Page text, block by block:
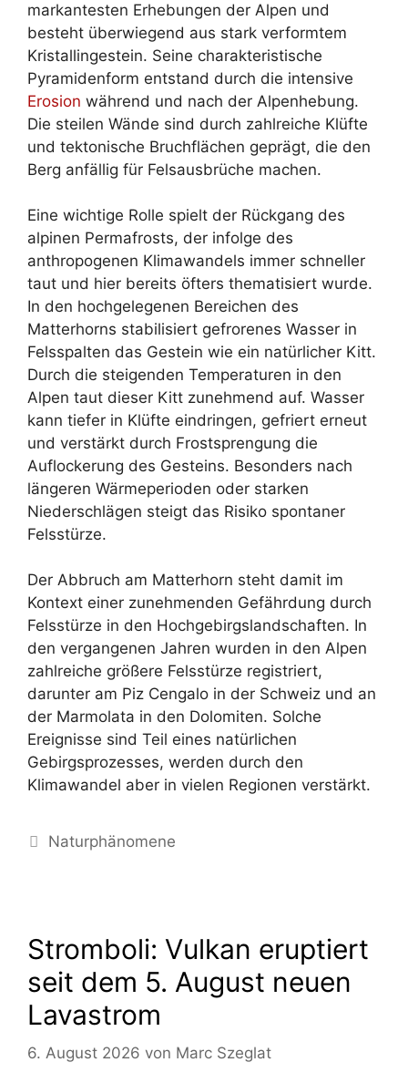
markantesten Erhebungen der Alpen und
besteht überwiegend aus stark verformtem
Kristallingestein. Seine charakteristische
Pyramidenform entstand durch die intensive
Erosion während und nach der Alpenhebung.
Die steilen Wände sind durch zahlreiche Klüfte
und tektonische Bruchflächen geprägt, die den
Berg anfällig für Felsausbrüche machen.
Eine wichtige Rolle spielt der Rückgang des
alpinen Permafrosts, der infolge des
anthropogenen Klimawandels immer schneller
taut und hier bereits öfters thematisiert wurde.
In den hochgelegenen Bereichen des
Matterhorns stabilisiert gefrorenes Wasser in
Felsspalten das Gestein wie ein natürlicher Kitt.
Durch die steigenden Temperaturen in den
Alpen taut dieser Kitt zunehmend auf. Wasser
kann tiefer in Klüfte eindringen, gefriert erneut
und verstärkt durch Frostsprengung die
Auflockerung des Gesteins. Besonders nach
längeren Wärmeperioden oder starken
Niederschlägen steigt das Risiko spontaner
Felsstürze.
Der Abbruch am Matterhorn steht damit im
Kontext einer zunehmenden Gefährdung durch
Felsstürze in den Hochgebirgslandschaften. In
den vergangenen Jahren wurden in den Alpen
zahlreiche größere Felsstürze registriert,
darunter am Piz Cengalo in der Schweiz und an
der Marmolata in den Dolomiten. Solche
Ereignisse sind Teil eines natürlichen
Gebirgsprozesses, werden durch den
Klimawandel aber in vielen Regionen verstärkt.
Kategorien
Naturphänomene
Stromboli: Vulkan eruptiert
seit dem 5. August neuen
Lavastrom
6. August 2026 von Marc Szeglat